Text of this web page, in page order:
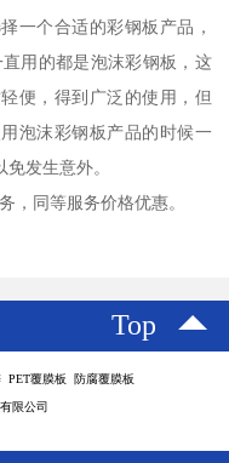
一个合适的彩钢板产品，
用的都是泡沫彩钢板，这
便，得到广泛的使用，但
泡沫彩钢板产品的时候一
发生意外。
，同等服务价格优惠。
Top
覆膜板 防腐覆膜板
限公司